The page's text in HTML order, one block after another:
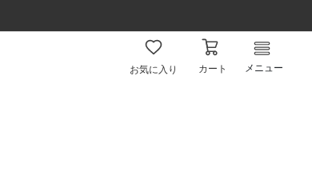
お気に入り カート メニュー